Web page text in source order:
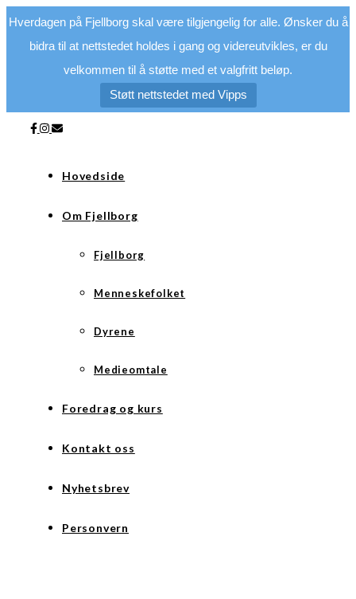
Hverdagen på Fjellborg skal være tilgjengelig for alle. Ønsker du å
bidra til at nettstedet holdes i gang og videreutvikles, er du
velkommen til å støtte med et valgfritt beløp.
Støtt nettstedet med Vipps
Hovedside
Om Fjellborg
Fjellborg
Menneskefolket
Dyrene
Medieomtale
Foredrag og kurs
Kontakt oss
Nyhetsbrev
Personvern